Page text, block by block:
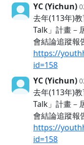
YC (Yichun)
去年(113年)
Talk」計畫－
會結論追蹤報
https://
id=158
YC (Yichun)
去年(113年)
Talk」計畫－
會結論追蹤報
https://
id=158